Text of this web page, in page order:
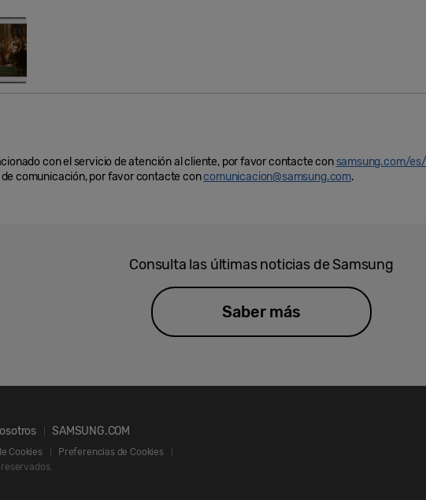
con el servicio de atención al cliente, por favor contacte consamsung.com/
de comunicación, por favor contacte concomunicacion@samsung.com.
Consulta las últimas noticias de Samsung
Saber más
SAMSUNG.COM
Cookies
Preferencias de Cookies